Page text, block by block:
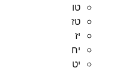
טו
טז
יז
יח
יט